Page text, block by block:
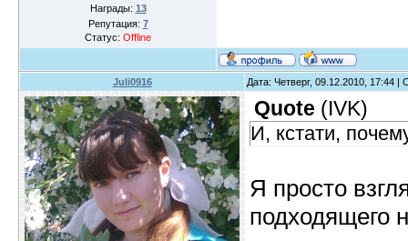
Награды: 13
Репутация: 7
Статус: Offline
Juli0916 Дата: Четверг, 09.12.2010, 17:44
Quote (IVK)
И, кстати,
Я просто
подходящего